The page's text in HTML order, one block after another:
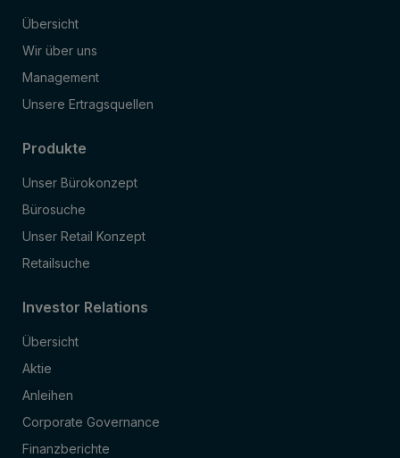
Übersicht
Wir über uns
Management
Unsere Ertragsquellen
Produkte
Unser Bürokonzept
Bürosuche
Unser Retail Konzept
Retailsuche
Investor Relations
Übersicht
Aktie
Anleihen
Corporate Governance
Finanzberichte